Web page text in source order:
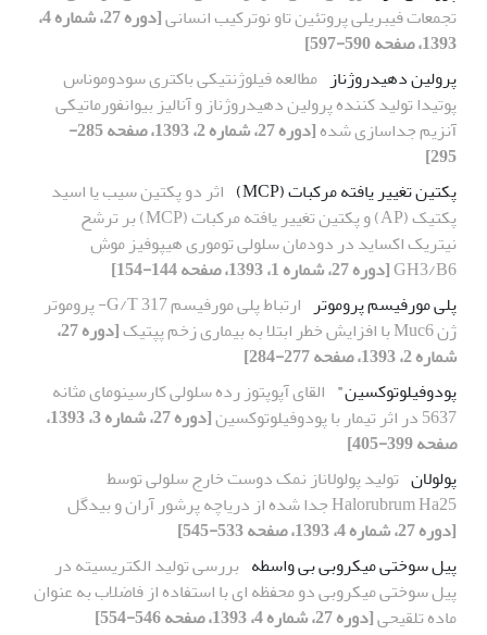
تجمعات فیبریلی پروتئین تاو نوترکیب انسانی
[دوره 27، شماره 4،
1393، صفحه 590-597]
پرولین دهیدروژناز مطالعه فیلوژنتیکی باکتری سودوموناس
پوتیدا تولید کننده پرولین دهیدروژناز و آنالیز بیوانفورماتیکی
آنزیم جداسازی شده
[دوره 27، شماره 2، 1393، صفحه 285-
295]
پکتین تغییر یافته مرکبات (MCP)
اثر دو پکتین سیب یا اسید
پکتیک (AP) و پکتین تغییر یافته مرکبات (MCP) بر ترشح
نیتریک اکساید در دودمان سلولی توموری هیپوفیز موش
GH3/B6[دوره 27، شماره 1، 1393، صفحه 144-154]
پلی مورفیسم پروموتر
ارتباط پلی مورفیسم G/T 317- پروموتر
ژن Muc6 با افزایش خطر ابتلا به بیماری زخم پپتیک
[دوره 27،
شماره 2، 1393، صفحه 277-284]
پودوفیلوتوکسین" القای آپوپتوز رده سلولی کارسینومای مثانه
5637 در اثر تیمار با پودوفیلوتوکسین
[دوره 27، شماره 3، 1393،
صفحه 399-405]
پولولان تولید پولولاناز نمک دوست خارج سلولی توسط
Halorubrum Ha25 جدا شده از دریاچه پرشور آران و بیدگل
[دوره 27، شماره 4، 1393، صفحه 533-545]
پیل سوختی میکروبی بی واسطه بررسی تولید الکتریسیته در
پیل سوختی میکروبی دو محفظه ای با استفاده از فاضلاب به عنوان
ماده تلقیحی[دوره 27، شماره 4، 1393، صفحه 546-554]